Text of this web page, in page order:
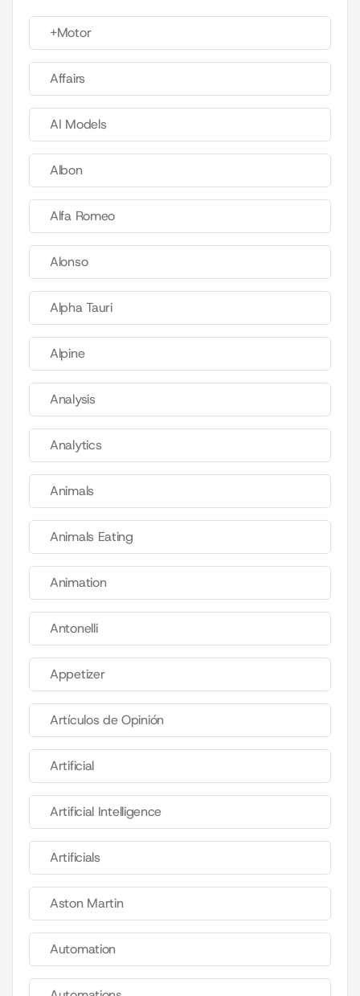
+Motor
Affairs
AI Models
Albon
Alfa Romeo
Alonso
Alpha Tauri
Alpine
Analysis
Analytics
Animals
Animals Eating
Animation
Antonelli
Appetizer
Artículos de Opinión
Artificial
Artificial Intelligence
Artificials
Aston Martin
Automation